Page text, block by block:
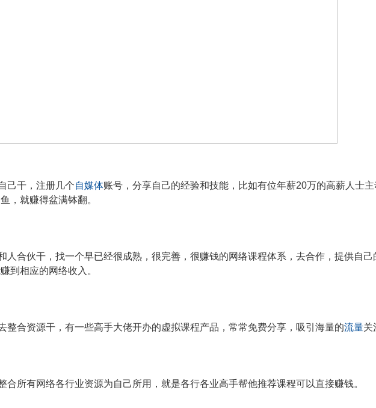
己干，注册几个自媒体账号，分享自己的经验和技能，比如有位年薪20万的高薪人士
，就赚得盆满钵翻。
人合伙干，找一个早已经很成熟，很完善，很赚钱的网络课程体系，去合作，提供自
到相应的网络收入。
整合资源干，有一些高手大佬开办的虚拟课程产品，常常免费分享，吸引海量的流量关
合所有网络各行业资源为自己所用，就是各行各业高手帮他推荐课程可以直接赚钱。